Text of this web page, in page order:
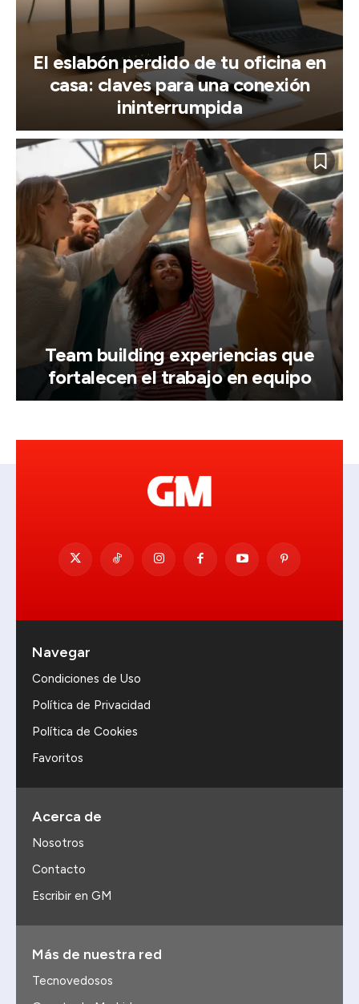
El eslabón perdido de tu oficina en
casa: claves para una conexión
ininterrumpida
Team building experiencias que
fortalecen el trabajo en equipo
Navegar
Condiciones de Uso
Política de Privacidad
Política de Cookies
Favoritos
Acerca de
Nosotros
Contacto
Escribir en GM
Más de nuestra red
Tecnovedosos